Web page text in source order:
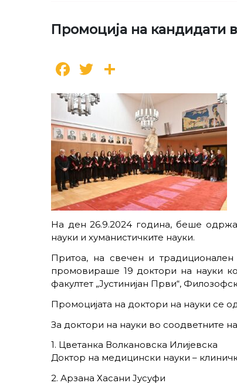
Промоција на кандидати
Facebook
Twitter
На ден 26.9.2024 година, беше
науки и хуманистичките науки.
Притоа, на свечен и
промовираше 19 доктори на науки
факултет „Јустинијан Први“,
Промоцијата на доктори на науки се
За доктори на науки во соодветните
1. Цветанка Волкановска Илијевска
Доктор на медицински науки –
2. Арзана Хасани Јусуфи